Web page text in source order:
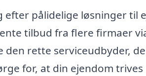
efter pålidelige løsninger til
tilbud fra flere firmaer
den rette serviceudbyder,
for, at din ejendom